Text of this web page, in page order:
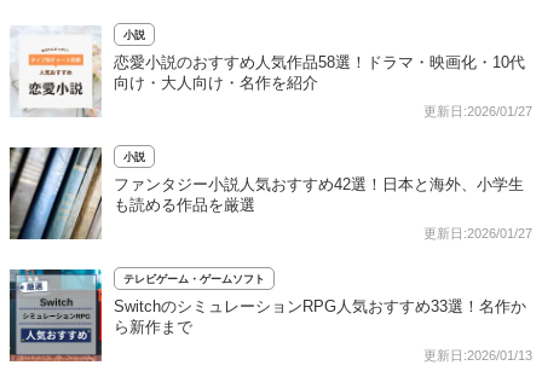
小説
恋愛小説のおすすめ人気作品58選！ドラマ・映画化・10代
向け・大人向け・名作を紹介
更新日:2026/01/27
小説
ファンタジー小説人気おすすめ42選！日本と海外、小学生
も読める作品を厳選
更新日:2026/01/27
テレビゲーム・ゲームソフト
SwitchのシミュレーションRPG人気おすすめ33選！名作か
ら新作まで
更新日:2026/01/13